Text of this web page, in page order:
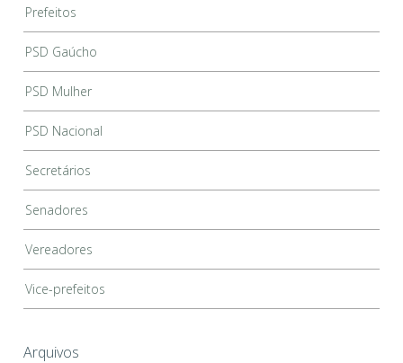
Prefeitos
PSD Gaúcho
PSD Mulher
PSD Nacional
Secretários
Senadores
Vereadores
Vice-prefeitos
Arquivos